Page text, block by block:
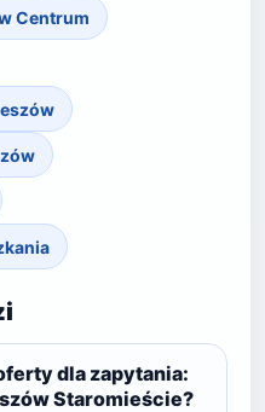
Centrum
dla zapytania:
Staromieście?